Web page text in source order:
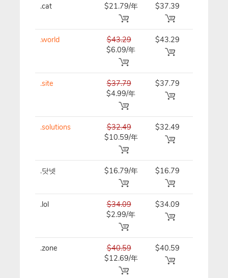
.cat $21.79/年 $37.39
.world
$43.29
$6.09/年
$43.29
.site
$37.79
$4.99/年
$37.79
.solutions
$32.49
$10.59/年
$32.49
.닷넷 $16.79/年 $16.79
.lol
$34.09
$2.99/年
$34.09
.zone
$40.59
$12.69/年
$40.59